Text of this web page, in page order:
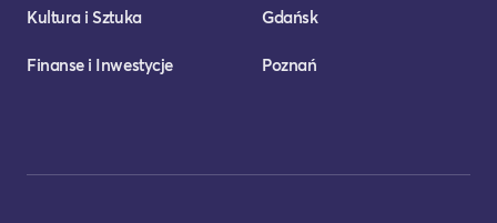
Kultura i Sztuka
Finanse i Inwestycje
Gdańsk
Poznań